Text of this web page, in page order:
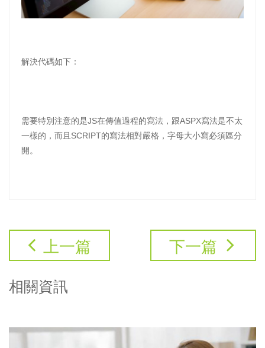
解決代碼如下：
需要特別注意的是JS在傳值過程的寫法，跟ASPX寫法是不太
一樣的，而且SCRIPT的寫法相對嚴格，字母大小寫必須區分
開。
上一篇 下一篇
相關資訊